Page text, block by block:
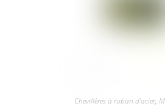
Chevillères à ruban d'acier,